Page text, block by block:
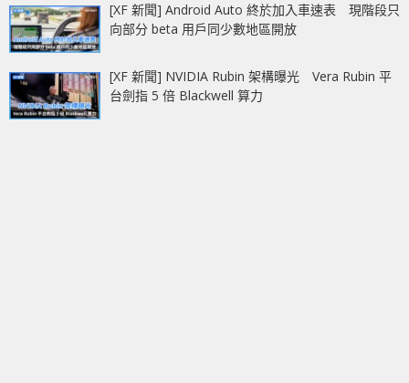
[XF 新聞] Android Auto 終於加入車速表 現階段只
向部分 beta 用戶同少數地區開放
[XF 新聞] NVIDIA Rubin 架構曝光 Vera Rubin 平
台劍指 5 倍 Blackwell 算力